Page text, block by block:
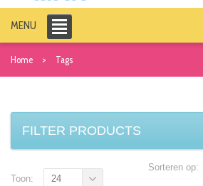
MENU
Home Tags
FILTER PRODUCTS
Sorteren op:
Toon: 24